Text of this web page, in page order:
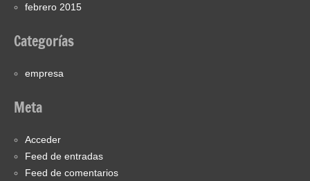
febrero 2015
Categorías
empresa
Meta
Acceder
Feed de entradas
Feed de comentarios